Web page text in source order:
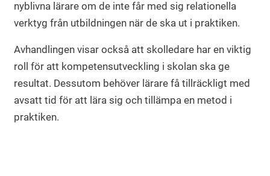
nyblivna lärare om de inte får med sig relationella
verktyg från utbildningen när de ska ut i praktiken.
Avhandlingen visar också att skolledare har en viktig
roll för att kompetensutveckling i skolan ska ge
resultat. Dessutom behöver lärare få tillräckligt med
avsatt tid för att lära sig och tillämpa en metod i
praktiken.